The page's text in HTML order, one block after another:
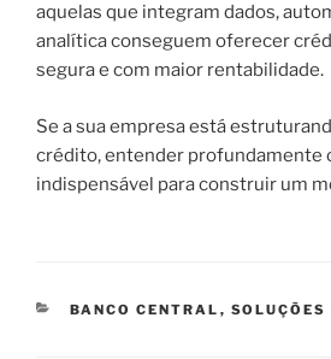
aquelas que integram dados,
analítica conseguem oferecer
segura e com maior rentabilidade.
Se a sua empresa está
crédito, entender profundamente
indispensável para construir um
CATEGORIAS
BANCO CENTRAL ,